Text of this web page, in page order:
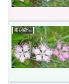
密封療法